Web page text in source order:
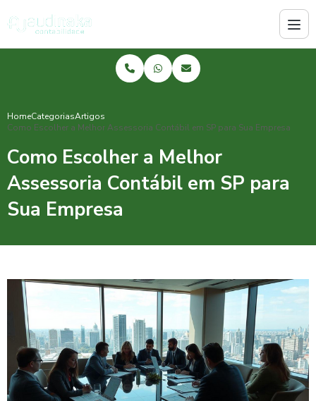
HomeCategoriasArtigos
Como Escolher a Melhor Assessoria Contábil em SP para Sua Empresa
Como Escolher a Melhor
Assessoria Contábil em SP para
Sua Empresa